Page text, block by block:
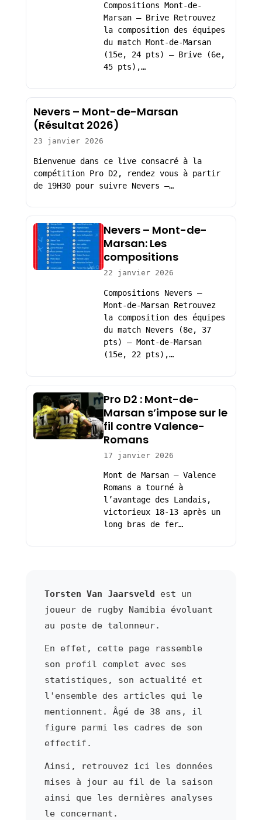
Compositions Mont-de-
Marsan – Brive Retrouvez
la composition des équipes
du match Mont-de-Marsan
(15e, 24 pts) – Brive (6e,
45 pts),…
Nevers – Mont-de-Marsan
(Résultat 2026)
23 janvier 2026
Bienvenue dans ce live consacré à la
compétition Pro D2, rendez vous à partir
de 19H30 pour suivre Nevers –…
Nevers – Mont-de-
Marsan: Les
compositions
22 janvier 2026
Compositions Nevers –
Mont-de-Marsan Retrouvez
la composition des équipes
du match Nevers (8e, 37
pts) – Mont-de-Marsan
(15e, 22 pts),…
Pro D2 : Mont-de-
Marsan s’impose sur le
fil contre Valence-
Romans
17 janvier 2026
Mont de Marsan – Valence
Romans a tourné à
l’avantage des Landais,
victorieux 18-13 après un
long bras de fer…
Torsten Van Jaarsveld est un
joueur de rugby Namibia évoluant
au poste de talonneur.
En effet, cette page rassemble
son profil complet avec ses
statistiques, son actualité et
l'ensemble des articles qui le
mentionnent. Âgé de 38 ans, il
figure parmi les cadres de son
effectif.
Ainsi, retrouvez ici les données
mises à jour au fil de la saison
ainsi que les dernières analyses
le concernant.